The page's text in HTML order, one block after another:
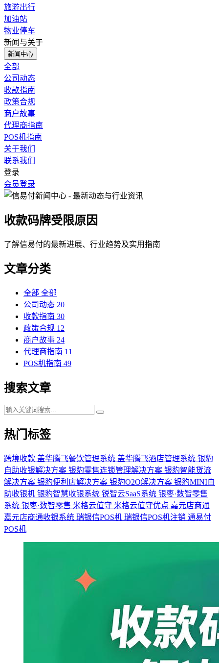
旅游出行
加油站
物业停车
新闻与关于
新闻中心
全部
公司动态
收款指南
政策合规
商户故事
代理商指南
POS机指南
关于我们
联系我们
登录
会员登录
收款码牌受限原因
了解信易付的最新进展、行业趋势及实用指南
文章分类
全部 全部
公司动态 20
收款指南 30
政策合规 12
商户故事 24
代理商指南 11
POS机指南 49
搜索文章
热门标签
跨境收款 盖华腾飞餐饮管理系统 盖华腾飞酒店管理系统 银豹
自助收银解决方案 银豹零售连锁管理解决方案 银豹智能货流
解决方案 银豹便利店解决方案 银豹O2O解决方案 银豹MINI自
助收银机 银豹智慧收银系统 锐智云SaaS系统 银枣·数智零售
系统 银枣·数智零售 米格云值守 米格云值守优点 嘉元店商通
嘉元店商通收银系统 瑞银信POS机 瑞银信POS机注销 通易付
POS机